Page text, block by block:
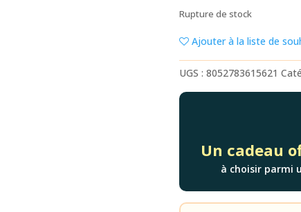
Rupture de stock
Ajouter à la liste de
UGS :8052783615621
Un cadeau
à choisir parmi